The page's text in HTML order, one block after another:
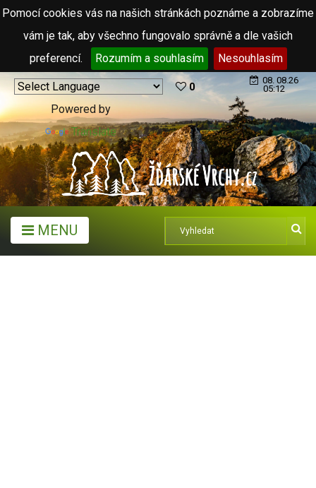
Pomocí cookies vás na našich stránkách poznáme a zobrazíme
vám je tak, aby všechno fungovalo správně a dle vašich
preferencí.
Rozumím a souhlasím Nesouhlasím
Powered by
Translate
0
08. 08.26
05:12
MENU